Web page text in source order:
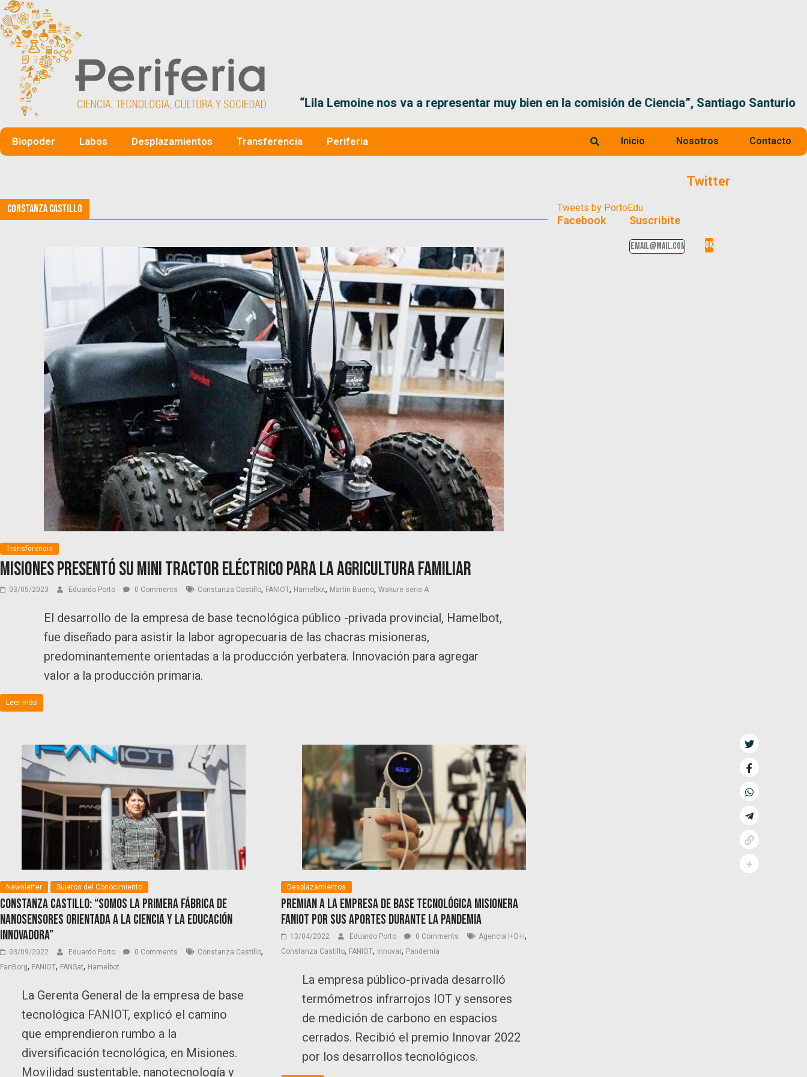
“Lila Lemoine nos va a representar muy bien en la comisión de Ciencia”, Santiago Santurio
Biopoder Labos Desplazamientos Transferencia Periferia Inicio Nosotros Contacto
Constanza Castillo
Transferencia
Misiones presentó su mini tractor eléctrico para la agricultura familiar
03/05/2023 Eduardo Porto 0 Comments Constanza Castillo, FANIOT, Hamelbot, Martín Bueno, Wakure serie A
El desarrollo de la empresa de base tecnológica público -privada provincial, Hamelbot,
fue diseñado para asistir la labor agropecuaria de las chacras misioneras,
predominantemente orientadas a la producción yerbatera. Innovación para agregar
valor a la producción primaria.
Leer más
Newsletter Sujetos del Conocimiento
Constanza Castillo: “Somos la primera fábrica de
nanosensores orientada a la ciencia y la educación
innovadora”
03/09/2022 Eduardo Porto 0 Comments Constanza Castillo,
FanBorg, FANIOT, FANSat, Hamelbot
La Gerenta General de la empresa de base
tecnológica FANIOT, explicó el camino
que emprendieron rumbo a la
diversificación tecnológica, en Misiones.
Movilidad sustentable, nanotecnología y
Desplazamientos
Premian a la empresa de base tecnológica misionera
FANIOT por sus aportes durante la pandemia
13/04/2022 Eduardo Porto 0 Comments Agencia I+D+i,
Constanza Castillo, FANIOT, Innovar, Pandemia
La empresa público-privada desarrolló
termómetros infrarrojos IOT y sensores
de medición de carbono en espacios
cerrados. Recibió el premio Innovar 2022
por los desarrollos tecnológicos.
Twitter
Tweets by PortoEdu
Facebook Suscribite